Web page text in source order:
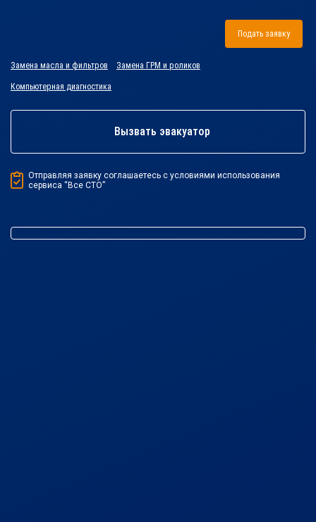
Подать заявку
Замена масла и фильтров Замена ГРМ и роликов
Компьютерная диагностика
Вызвать эвакуатор
Отправляя заявку соглашаетесь с условиями использования
сервиса “Все СТО”